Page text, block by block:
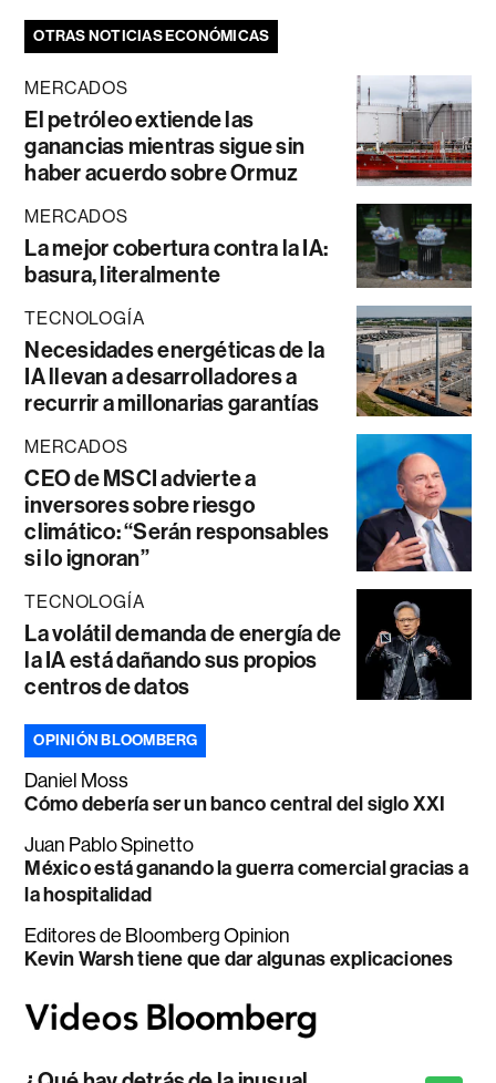
OTRAS NOTICIAS ECONÓMICAS
MERCADOS
El petróleo extiende las
ganancias mientras sigue sin
haber acuerdo sobre Ormuz
MERCADOS
La mejor cobertura contra la IA:
basura, literalmente
TECNOLOGÍA
Necesidades energéticas de la
IA llevan a desarrolladores a
recurrir a millonarias garantías
MERCADOS
CEO de MSCI advierte a
inversores sobre riesgo
climático: “Serán responsables
si lo ignoran”
TECNOLOGÍA
La volátil demanda de energía de
la IA está dañando sus propios
centros de datos
OPINIÓN BLOOMBERG
Daniel Moss
Cómo debería ser un banco central del siglo XXI
Juan Pablo Spinetto
México está ganando la guerra comercial gracias a
la hospitalidad
Editores de Bloomberg Opinion
Kevin Warsh tiene que dar algunas explicaciones